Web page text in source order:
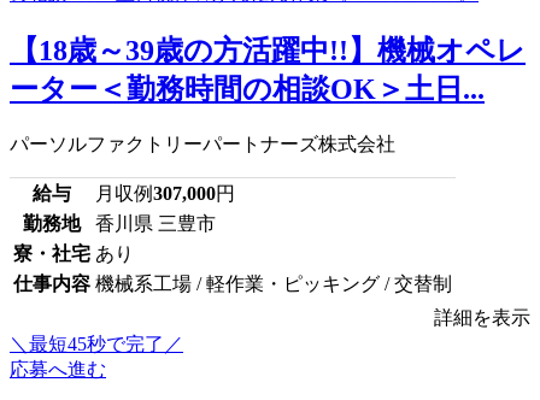
【18歳～39歳の方活躍中!!】機械オペレ
ーター＜勤務時間の相談OK＞土日...
パーソルファクトリーパートナーズ株式会社
給与 月収例307,000円
勤務地
香川県 三豊市
寮・社宅 あり
仕事内容 機械系工場 / 軽作業・ピッキング / 交替制
詳細を表示
＼最短45秒で完了／
応募へ進む